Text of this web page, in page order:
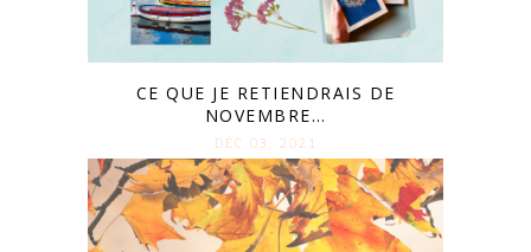
CE QUE JE RETIENDRAIS DE
NOVEMBRE…
DÉC 03. 2021